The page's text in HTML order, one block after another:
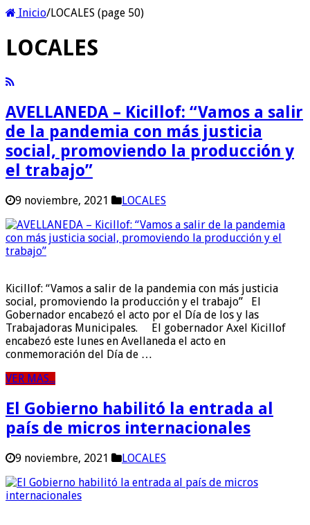
Inicio/LOCALES (page 50)
LOCALES
AVELLANEDA – Kicillof: “Vamos a salir
de la pandemia con más justicia
social, promoviendo la producción y
el trabajo”
9 noviembre, 2021 LOCALES
Kicillof: “Vamos a salir de la pandemia con más justicia
social, promoviendo la producción y el trabajo” El
Gobernador encabezó el acto por el Día de los y las
Trabajadoras Municipales. El gobernador Axel Kicillof
encabezó este lunes en Avellaneda el acto en
conmemoración del Día de …
VER MAS...
El Gobierno habilitó la entrada al
país de micros internacionales
9 noviembre, 2021 LOCALES